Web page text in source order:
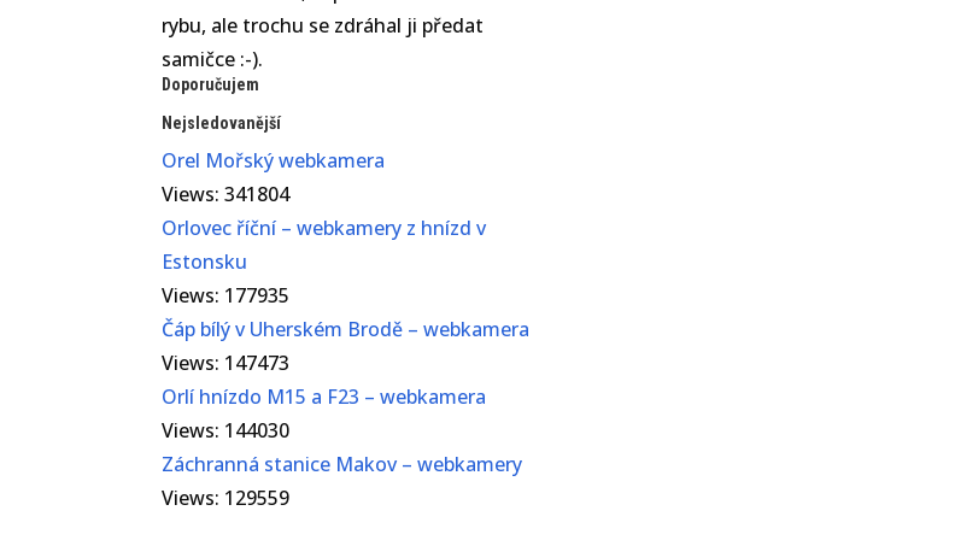
rybu, ale trochu se zdráhal ji předat
samičce :-).
Doporučujem
Nejsledovanější
Orel Mořský webkamera
Views: 341804
Orlovec říční – webkamery z hnízd v
Estonsku
Views: 177935
Čáp bílý v Uherském Brodě – webkamera
Views: 147473
Orlí hnízdo M15 a F23 – webkamera
Views: 144030
Záchranná stanice Makov – webkamery
Views: 129559